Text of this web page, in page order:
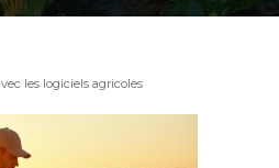
les logiciels agricoles